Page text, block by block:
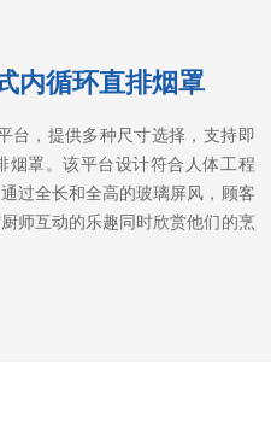
内循环直排烟罩
台，提供多种尺寸选择，支持即
烟罩。该平台设计符合人体工程
过全长和全高的玻璃屏风，顾客
师互动的乐趣同时欣赏他们的烹